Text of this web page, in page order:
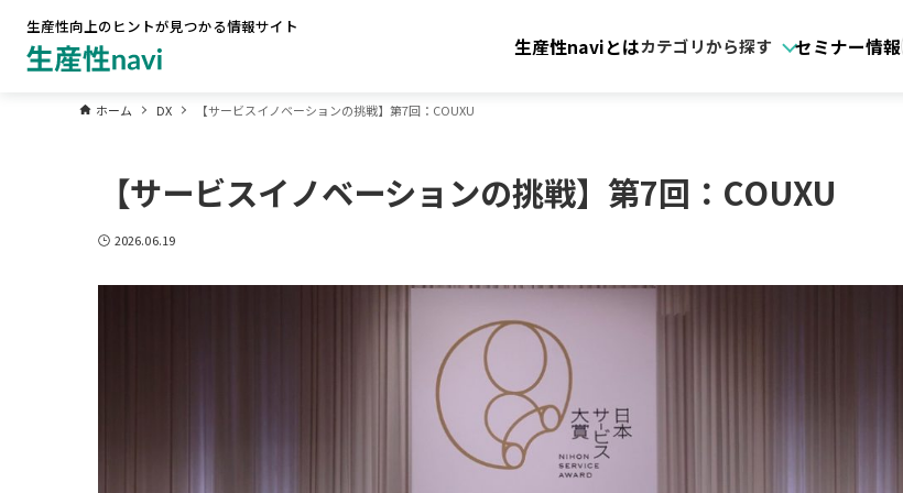
生産性向上のヒントが見つかる情報サイト
生産性naviとはカテゴリから探す セミナー情報
ホーム DX 【サービスイノベーションの挑戦】第7回：COUXU
【サービスイノベーションの挑戦】第7回：COUXU
2026.06.19